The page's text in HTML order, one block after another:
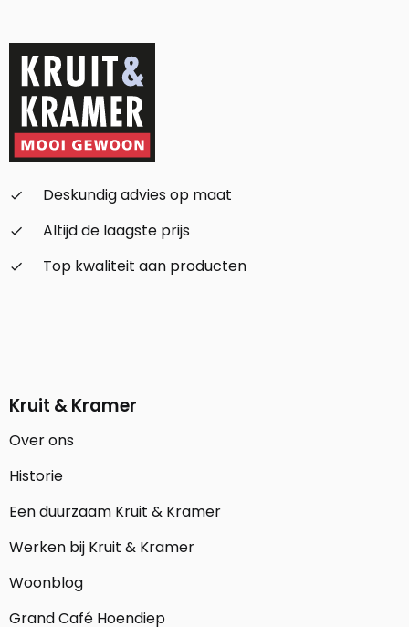
check_small
Deskundig advies op maat
check_small
Altijd de laagste prijs
check_small
Top kwaliteit aan producten
Kruit & Kramer
Over ons
Historie
Een duurzaam Kruit & Kramer
Werken bij Kruit & Kramer
Woonblog
Grand Café Hoendiep